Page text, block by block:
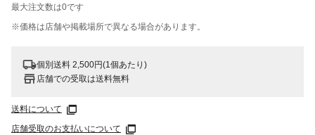
最大注文数は0です
※価格は​店舗や​掲載場所で​異なる​場合が​あります。
個別送料 2,500円(1個あたり)
店舗での受取は送料無料
送料について
店舗受取のお支払いについて